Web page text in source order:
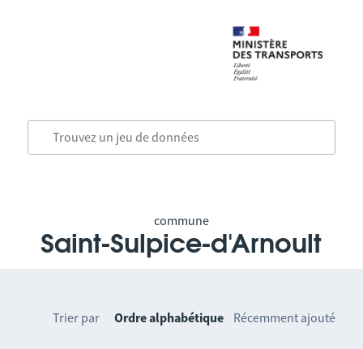
commune
Saint-Sulpice-d'Arnoult
Trier par Ordre alphabétique Récemment ajouté